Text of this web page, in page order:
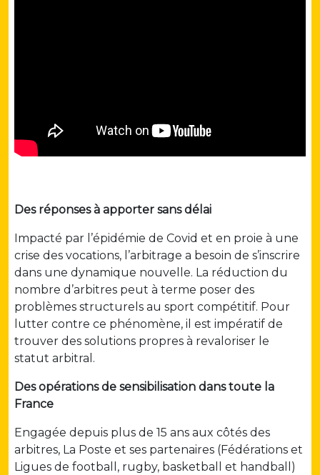
Des réponses à apporter sans délai
Impacté par l’épidémie de Covid et en proie à une
crise des vocations, l’arbitrage a besoin de s’inscrire
dans une dynamique nouvelle. La réduction du
nombre d’arbitres peut à terme poser des
problèmes structurels au sport compétitif. Pour
lutter contre ce phénomène, il est impératif de
trouver des solutions propres à revaloriser le
statut arbitral.
Des opérations de sensibilisation dans toute la
France
Engagée depuis plus de 15 ans aux côtés des
arbitres, La Poste et ses partenaires (Fédérations et
Ligues de football, rugby, basketball et handball)